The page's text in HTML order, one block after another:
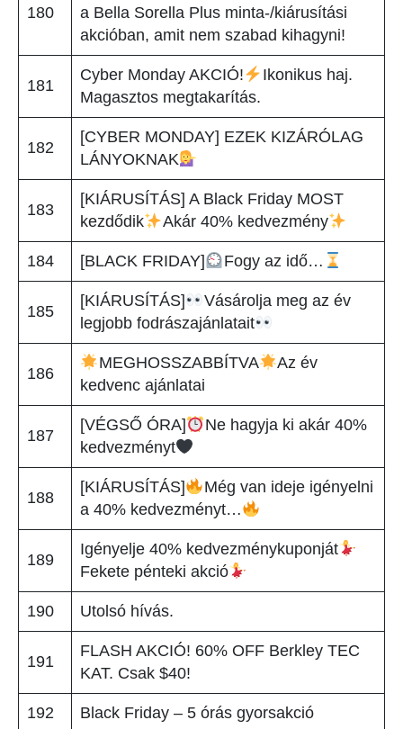
180
a Bella Sorella Plus minta-/kiárusítási
akcióban, amit nem szabad kihagyni!
181
Cyber Monday AKCIÓ!
Ikonikus haj.
Magasztos megtakarítás.
182
[CYBER MONDAY] EZEK KIZÁRÓLAG
LÁNYOKNAK
183
[KIÁRUSÍTÁS] A Black Friday MOST
kezdődik
Akár 40% kedvezmény
184 [BLACK FRIDAY] Fogy az idő…
185
[KIÁRUSÍTÁS]
Vásárolja meg az év
legjobb fodrászajánlatait
186
MEGHOSSZABBÍTVA
Az év
kedvenc ajánlatai
187
[VÉGSŐ ÓRA]
Ne hagyja ki akár 40%
kedvezményt
188
[KIÁRUSÍTÁS]
Még van ideje igényelni
a 40% kedvezményt…
189
Igényelje 40% kedvezménykuponját
Fekete pénteki akció
190 Utolsó hívás.
191
FLASH AKCIÓ! 60% OFF Berkley TEC
KAT. Csak $40!
192 Black Friday – 5 órás gyorsakció